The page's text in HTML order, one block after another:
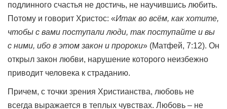
подлинного счастья не достичь, не научившись любить.
Потому и говорит Христос: «Итак во всём, как хотите,
чтобы с вами поступали люди, так поступайте и вы
с ними, ибо в этом закон и пророки» (Матфей, 7:12). Он
открыл закон любви, нарушение которого неизбежно
приводит человека к страданию.
Причем, с точки зрения Христианства, любовь не
всегда выражается в теплых чувствах. Любовь – не